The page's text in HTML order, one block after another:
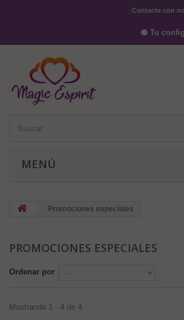
Contacte con
Tu
MENÚ
Promociones especiales
PROMOCIONES ESPECIALES
Ordenar por
Mostrando 1 - 4 de 4